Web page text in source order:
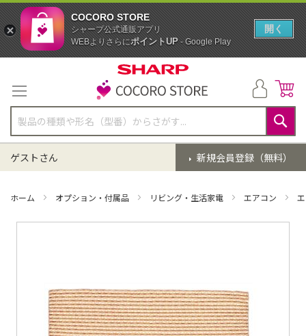
テ
ン
ツ
に
ス
キ
ッ
検
索
新規会員登録（無料）
ゲストさん
ホーム オプション・付属品 リビング・生活家電 エアコン
COCORO STORE
シャープ公式通販アプリ
WEBよりさらにポイントUP- Google Play
開く